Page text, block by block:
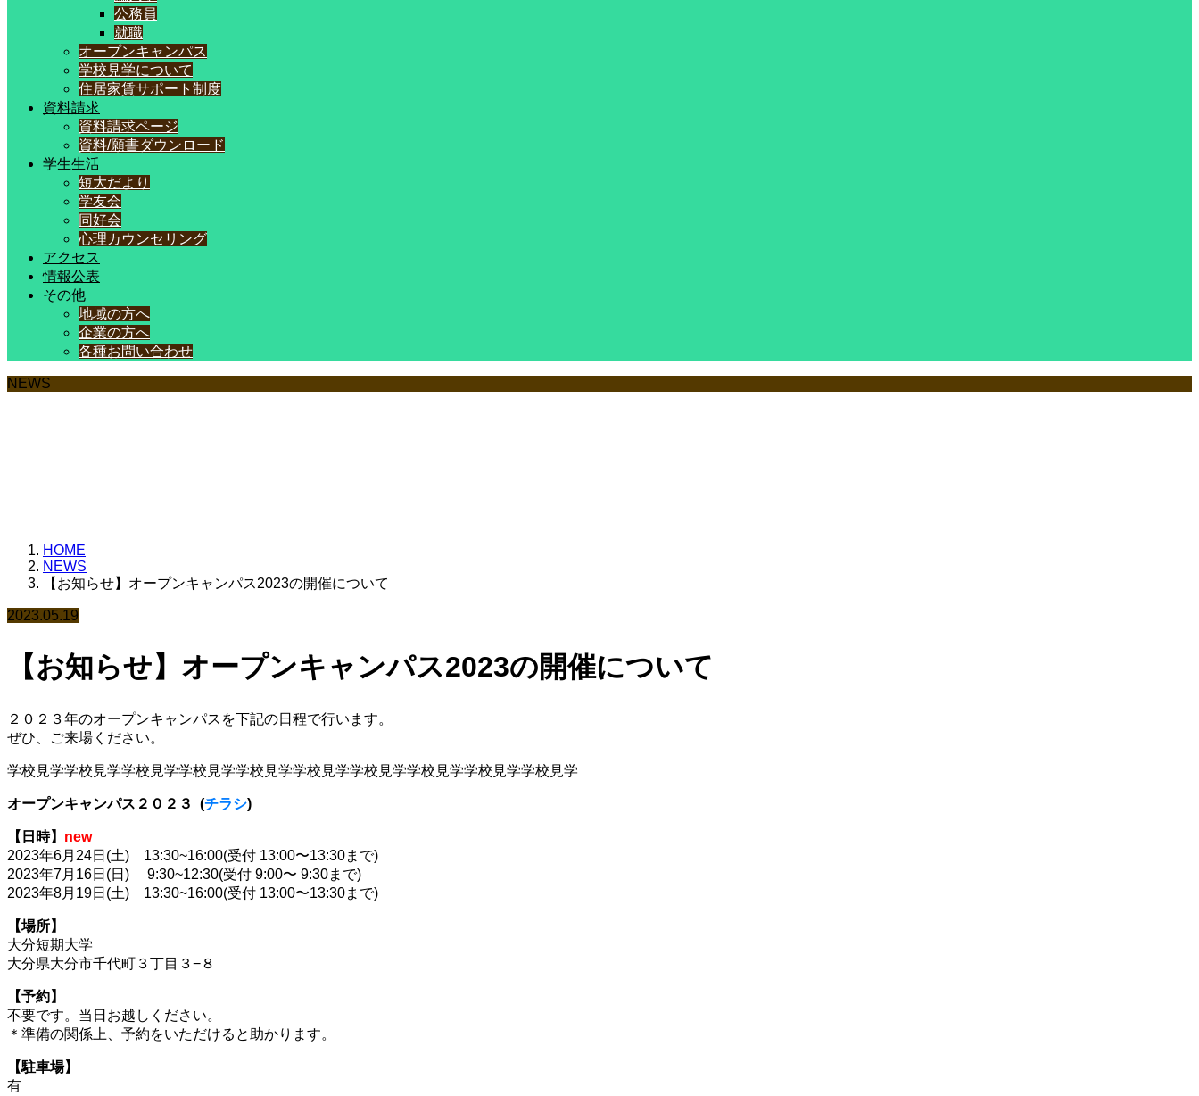
公務員
就職
オープンキャンパス
学校見学について
住居家賃サポート制度
資料請求
資料請求ページ
資料/願書ダウンロード
学生生活
短大だより
学友会
同好会
心理カウンセリング
アクセス
情報公表
その他
地域の方へ
企業の方へ
各種お問い合わせ
NEWS
HOME
NEWS
【お知らせ】オープンキャンパス2023の開催について
2023.05.19
【お知らせ】オープンキャンパス2023の開催について
２０２３年のオープンキャンパスを下記の日程で行います。
ぜひ、ご来場ください。
学校見学学校見学学校見学学校見学学校見学学校見学学校見学学校見学学校見学学校見学
オープンキャンパス２０２３ (チラシ)
【日時】 new
2023年6月24日(土) 13:30~16:00(受付 13:00〜13:30まで)
2023年7月16日(日) 9:30~12:30(受付 9:00〜 9:30まで)
2023年8月19日(土) 13:30~16:00(受付 13:00〜13:30まで)
【場所】
大分短期大学
大分県大分市千代町３丁目３−８
【予約】
不要です。当日お越しください。
＊準備の関係上、予約をいただけると助かります。
【駐車場】
有